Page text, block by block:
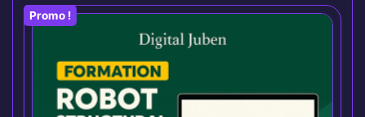
Promo !